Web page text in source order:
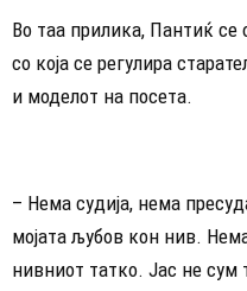
Во таа прилика, Пантиќ се
со која се регулира
и моделот на посета.
– Нема судија, нема
мојата љубов кон нив.
нивниот татко. Јас не сум